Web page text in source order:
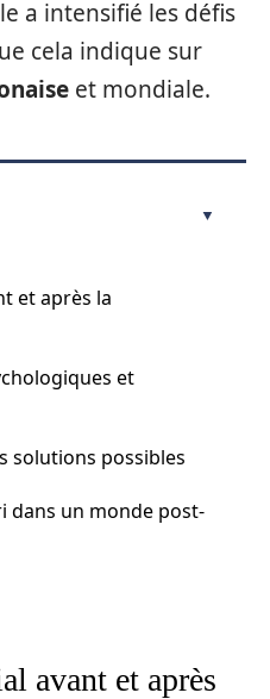
a intensifié les défis
cela indique sur
et mondiale.
et après la
et
solutions possibles
dans un monde post-
avant et après